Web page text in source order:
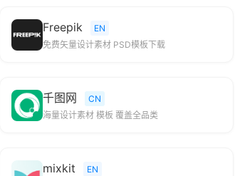
Freepik
EN
免费矢量设计素材 PSD模板下载
千图网
CN
海量设计素材 模板 覆盖全品类
mixkit
EN